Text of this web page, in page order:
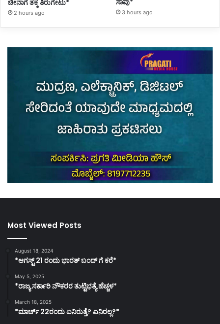
ಚೀನಾಗೆ ತಕ್ಕ ತಿರುಗೇಟು*
2 hours ago 3 hours ago
Most Viewed Posts
August 18, 2024
*ಆಗಸ್ಟ್ 21 ರಂದು ಭಾರತ್‌ ಬಂದ್‌ ಗೆ ಕರೆ*
May 5, 2025
*ರಾಜ್ಯ ಸರ್ಕಾರಿ ನೌಕರರ ತುಟ್ಟಿಭತ್ಯೆ ಹೆಚ್ಚಳ*
March 18, 2025
*ಮಾರ್ಚ್ 22ರಂದು ಏನಿರುತ್ತೆ? ಏನಿರಲ್ಲ?*